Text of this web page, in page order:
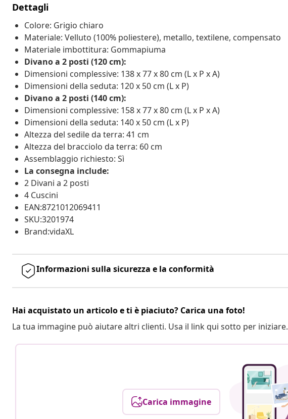
Dettagli
Colore: Grigio chiaro
Materiale: Velluto (100% poliestere), metallo, textilene, compensato
Materiale imbottitura: Gommapiuma
Divano a 2 posti (120 cm):
Dimensioni complessive: 138 x 77 x 80 cm (L x P x A)
Dimensioni della seduta: 120 x 50 cm (L x P)
Divano a 2 posti (140 cm):
Dimensioni complessive: 158 x 77 x 80 cm (L x P x A)
Dimensioni della seduta: 140 x 50 cm (L x P)
Altezza del sedile da terra: 41 cm
Altezza del bracciolo da terra: 60 cm
Assemblaggio richiesto: Sì
La consegna include:
2 Divani a 2 posti
4 Cuscini
EAN:8721012069411
SKU:3201974
Brand:vidaXL
Informazioni sulla sicurezza e la conformità
Hai acquistato un articolo e ti è piaciuto? Carica una foto!
La tua immagine può aiutare altri clienti. Usa il link qui sotto per iniziare.
Carica immagine